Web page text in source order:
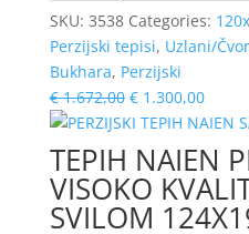
SKU: 3538 Categories:
Perzijski tepisi, Uzlani/
Bukhara, Perzijski
€1.672,00 €1.300,00
TEPIH NAIEN
VISOKO
SVILOM